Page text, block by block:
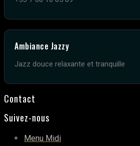
Ambiance Jazzy
Jazz douce relaxante et tranquille
Contact
Suivez-nous
Menu Midi